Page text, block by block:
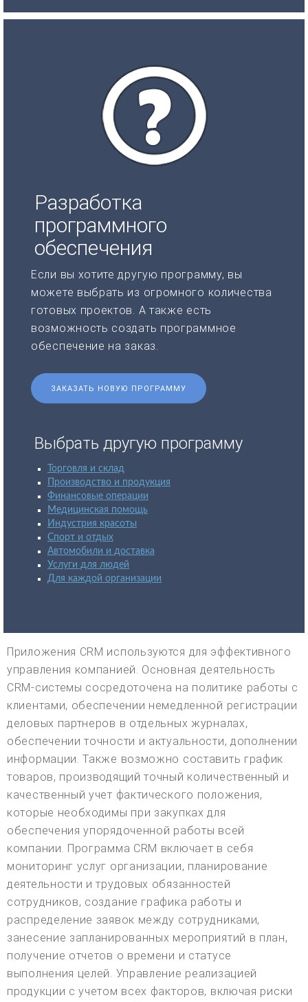
Разработка
программного
обеспечения
Если вы хотите другую программу, вы
можете выбрать из огромного количества
готовых проектов. А также есть
возможность создать программное
обеспечение на заказ.
ЗАКАЗАТЬ НОВУЮ ПРОГРАММУ
Выбрать другую программу
Торговля и склад
Производство и продукция
Финансовые операции
Медицинская помощь
Индустрия красоты
Спорт и отдых
Автомобили и доставка
Услуги для людей
Для каждой организации
Приложения CRM используются для эффективного
управления компанией. Основная деятельность
CRM-системы сосредоточена на политике работы с
клиентами, обеспечении немедленной регистрации
деловых партнеров в отдельных журналах,
обеспечении точности и актуальности, дополнении
информации. Также возможно составить график
товаров, производящий точный количественный и
качественный учет фактического положения,
которые необходимы при закупках для
обеспечения упорядоченной работы всей
компании. Программа CRM включает в себя
мониторинг услуг организации, планирование
деятельности и трудовых обязанностей
сотрудников, создание графика работы и
распределение заявок между сотрудниками,
занесение запланированных мероприятий в план,
получение отчетов о времени и статусе
выполнения целей. Управление реализацией
продукции с учетом всех факторов, включая риски